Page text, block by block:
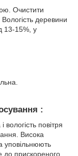
Очистити
деревини
13-15%, у
:
повітря
Висока
уповільнюють
до прискореного